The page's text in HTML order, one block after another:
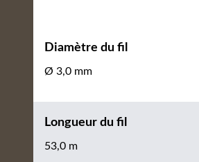
Diamètre du fil
Ø 3,0 mm
Longueur du fil
53,0 m